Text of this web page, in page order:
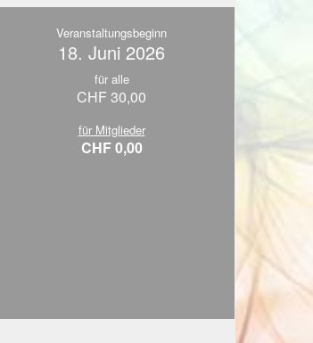
Veranstaltungsbeginn
18. Juni 2026
für alle
CHF 30,00
für Mitglieder
CHF 0,00